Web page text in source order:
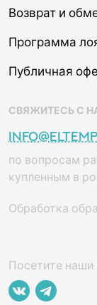
Возврат и
Программа
Публичная
СВЯЖИТЕСЬ С
по вопросам
купленным в
Обработка
Посетите наши